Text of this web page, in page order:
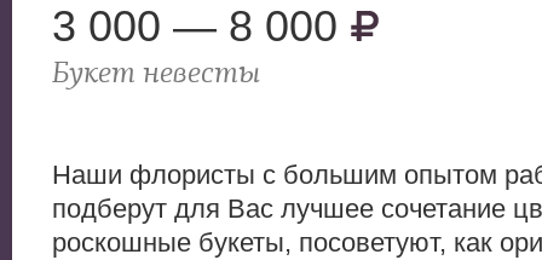
3 000 — 8 000
Букет невесты
Наши флористы с большим опытом
подберут для Вас лучшее сочетание
роскошные букеты, посоветуют, как